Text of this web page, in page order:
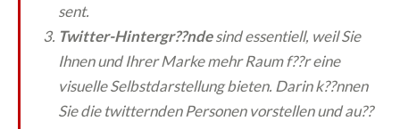
sent.
Twitter-Hintergr??ndesind essentiell, weil Sie
Ihnen und Ihrer Marke mehr Raum f??r eine
visuelle Selbstdarstellung bieten. Darin k??nnen
Sie die twitternden Personen vorstellen und au??